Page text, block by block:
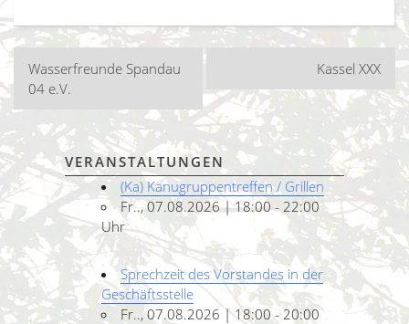
Beitragsnavigation
Wasserfreunde Spandau
04 e.V.
Kassel XXX
VERANSTALTUNGEN
(Ka) Kanugruppentreffen / Grillen
Fr.., 07.08.2026 | 18:00 - 22:00
Uhr
Sprechzeit des Vorstandes in der
Geschäftsstelle
Fr.., 07.08.2026 | 18:00 - 20:00